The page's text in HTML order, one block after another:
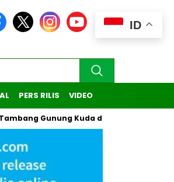
PERS RILIS VIDEO
Kuda di Cirebon
ID